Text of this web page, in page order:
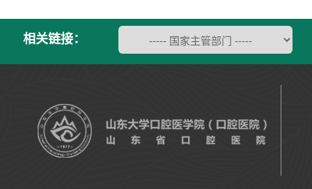
相关链接：